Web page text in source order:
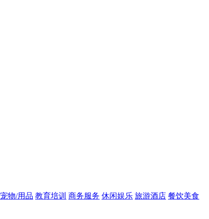
宠物/用品 教育培训 商务服务 休闲娱乐 旅游酒店 餐饮美食